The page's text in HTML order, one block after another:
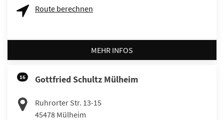
Route berechnen
MEHR INFOS
16 Gottfried Schultz Mülheim
Ruhrorter Str. 13-15
45478 Mülheim